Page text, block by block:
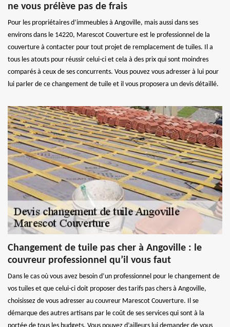
ne vous prélève pas de frais
Pour les propriétaires d’immeubles à Angoville, mais aussi dans ses
environs dans le 14220, Marescot Couverture est le professionnel de la
couverture à contacter pour tout projet de remplacement de tuiles. Il a
tous les atouts pour réussir celui-ci et cela à des prix qui sont moindres
comparés à ceux de ses concurrents. Vous pouvez vous adresser à lui pour
lui parler de ce changement de tuile et il vous proposera un devis détaillé.
Changement de tuile pas cher à Angoville : le
couvreur professionnel qu’il vous faut
Dans le cas où vous avez besoin d’un professionnel pour le changement de
vos tuiles et que celui-ci doit proposer des tarifs pas chers à Angoville,
choisissez de vous adresser au couvreur Marescot Couverture. Il se
démarque des autres artisans par le coût de ses services qui sont à la